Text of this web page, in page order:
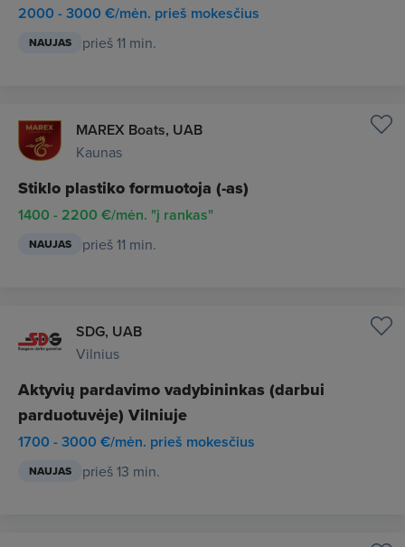
2000 - 3000 €/mėn. prieš mokesčius
NAUJAS prieš 11 min.
MAREX Boats, UAB
Kaunas
Stiklo plastiko formuotoja (-as)
1400 - 2200 €/mėn. "į rankas"
NAUJAS prieš 11 min.
SDG, UAB
Vilnius
Aktyvių pardavimo vadybininkas (darbui
parduotuvėje) Vilniuje
1700 - 3000 €/mėn. prieš mokesčius
NAUJAS prieš 13 min.